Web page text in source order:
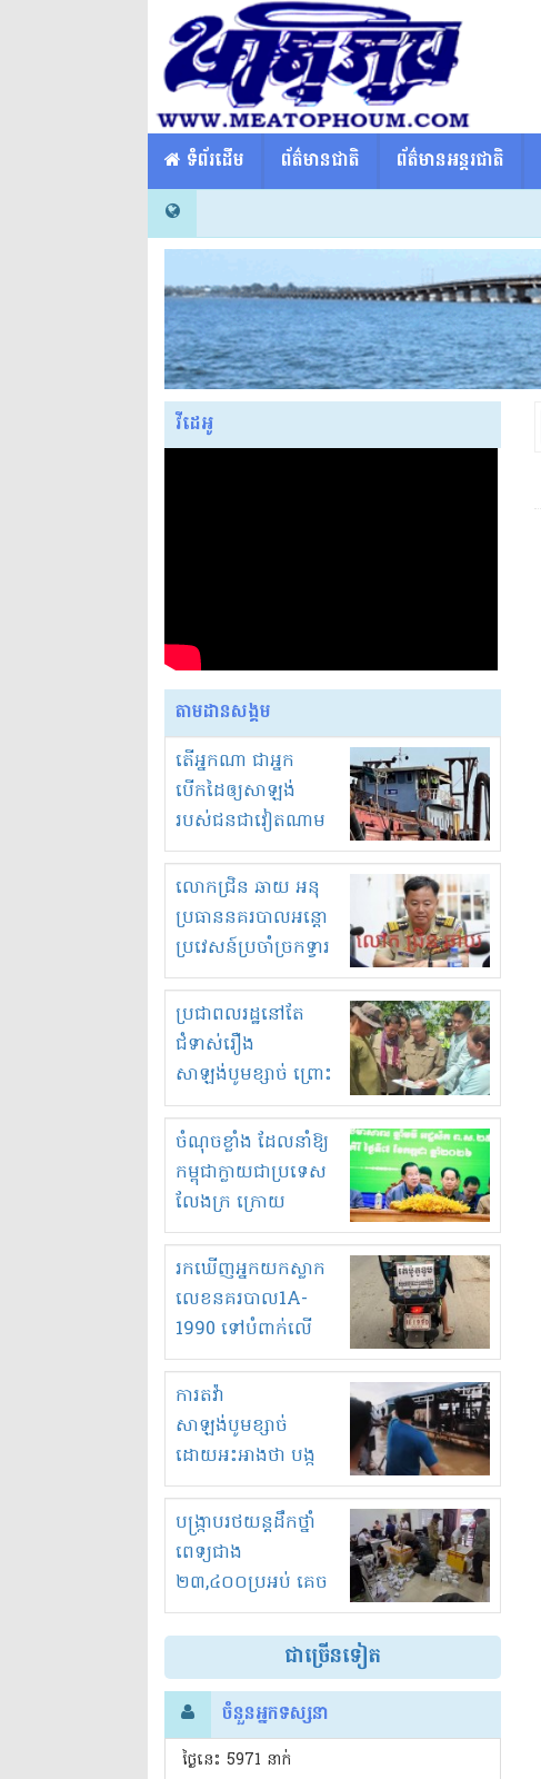
​​ ទំព័រដើម ព័ត៌មានជាតិ ព័ត៌មានអន្តរជាតិ
វីដេអូ
តាមដានសង្គម
តើអ្នកណា ជាអ្នក
បើកដៃឲ្យសាឡង់
របស់ជនជាវៀតណាម
ចូល មកខុស
ច្បាប់លួចបូមខ្សាច់នៅ
ក្នុងប្រទេសកម្ពុជា
លោកជ្រិន ឆាយ អនុ
ប្រធាននគរបាលអន្តោ
ប្រវេសន៍ប្រចាំច្រកទ្វារ
ព្រំដែនភ្នំឌិន និងឈ្មួញ
មួយចំនួនទៀត
កំពង់តែគុបគិតគ្នា
ធ្វើសកម្មភាពរកស៊ីនិង
ស្តុកទំនិញគេចពន្ធ?
ប្រជាពលរដ្ឋនៅតែ
ជំទាស់រឿង
សាឡង់បូមខ្សាច់ ព្រោះ
ខ្លាចបាក់ច្រាំងទៀត!
ចំណុចខ្លាំង ដែលនាំឱ្យ
កម្ពុជាក្លាយជាប្រទេស
លែងក្រ ក្រោយ
ឆ្នាំ២០៣០
រកឃើញអ្នកយកស្លាក
លេខនគរបាល1A-
1990 ទៅបំពាក់លើ
ម៉ូតូរបស់ខ្លួន ដាកផ្លាក
រត់ឌុបហើយ
ការតវ៉ា
សាឡង់បូមខ្សាច់
ដោយអះអាងថា បង្ក
បាក់ច្រាំងទន្លេ និង
រំខានទាំងយប់ទាំងថ្ងៃ
បង្ក្រាបរថយន្តដឹកថ្នាំ
ពេទ្យជាង
២៣,៤០០ប្រអប់ គេច
ពន្ធនិងអត់ច្បាប់នាំ
ចូល!?
ជាច្រើនទៀត
ចំនួនអ្នកទស្សនា
ថ្ងៃនេះ​ 5971 នាក់